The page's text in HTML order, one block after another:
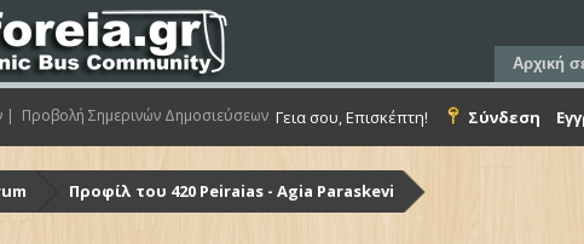
Αρχική
| Προβολή Σημερινών Δημοσιεύσεων Γεια σου, Επισκέπτη! Σύνδεση
Προφίλ του 420 Peiraias - Agia Paraskevi